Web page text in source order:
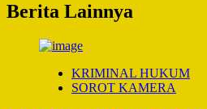
Berita Lainnya
KRIMINAL HUKUM
SOROT KAMERA